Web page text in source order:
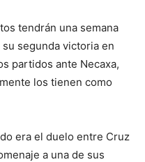
tendrán una semana
segunda victoria en
partidos ante Necaxa,
los tienen como
era el duelo entre Cruz
a una de sus